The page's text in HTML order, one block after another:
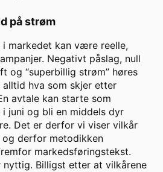
på strøm
i markedet kan være reelle,
Negativt påslag, null
og “superbillig strøm” høres
hva som skjer etter
avtale kan starte som
juni og bli en middels dyr
Det er derfor vi viser vilkår
og derfor metodikken
markedsføringstekst.
nyttig. Billigst etter at vilkårene